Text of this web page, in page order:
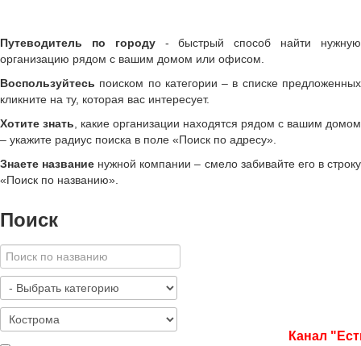
Путеводитель по городу- быстрый способ найти нужную
организацию рядом с вашим домом или офисом.
Воспользуйтесь поиском по категории – в списке предложенных
кликните на ту, которая вас интересует.
Хотите знать , какие организации находятся рядом с вашим домом
– укажите радиус поиска в поле «Поиск по адресу».
Знаете название нужной компании – смело забивайте его в строку
«Поиск по названию»
Поиск
Канал